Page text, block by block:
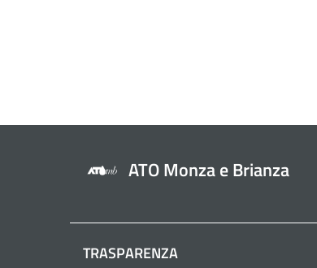
ATO Monza e Brianza
TRASPARENZA